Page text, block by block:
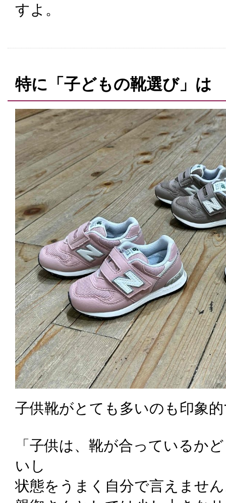
すよ。
特に「子どもの靴選び」は
子供靴がとても多いのも印象
「子供は、靴が合っているか
いし
状態をうまく自分で言えませ